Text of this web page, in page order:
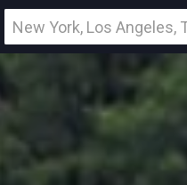
een
bestemming